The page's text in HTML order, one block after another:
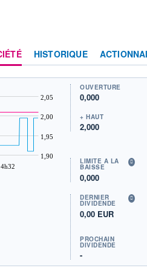
HISTORIQUE
1,90
1,95
2,00
2,05
OUVERTURE
0,000
+ HAUT
2,000
LIMITE À LA
BAISSE
0,000
DERNIER
DIVIDENDE
0,00 EUR
PROCHAIN
DIVIDENDE
-